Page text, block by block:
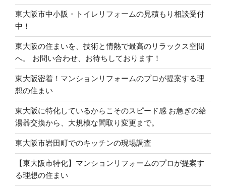
東大阪市中小阪・トイレリフォームの見積もり相談受付
中！
東大阪の住まいを、技術と情熱で最高のリラックス空間
へ。 お問い合わせ、お待ちしております！
東大阪密着！マンションリフォームのプロが提案する理
想の住まい
東大阪に特化しているからこそのスピード感 お急ぎの給
湯器交換から、大規模な間取り変更まで。
東大阪市岩田町でのキッチンの現場調査
【東大阪市特化】マンションリフォームのプロが提案す
る理想の住まい